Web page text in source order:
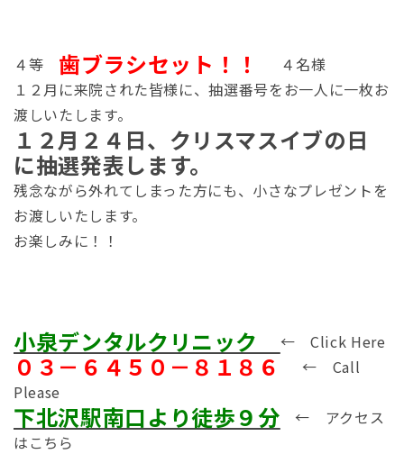
４等 歯ブラシセット！！
４名様
１２月に来院された皆様に、抽選番号をお一人に一枚お
渡しいたします。
１２月２４日、クリスマスイブの日
に抽選発表します。
残念ながら外れてしまった方にも、小さなプレゼントを
お渡しいたします。
お楽しみに！！
小泉デンタルクリニック ← Click Here
０３－６４５０－８１８６← Call
Please
下北沢駅南口より徒歩９分 ← アクセス
はこちら